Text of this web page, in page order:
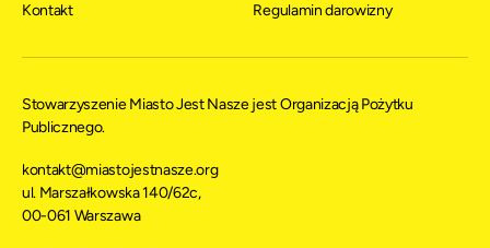
Stowarzyszenie Miasto Jest Nasze jest Organizacją Pożytku
Publicznego.
kontakt@miastojestnasze.org
ul. Marszałkowska 140/62c,
00-061 Warszawa
Kontakt
Regulamin darowizny